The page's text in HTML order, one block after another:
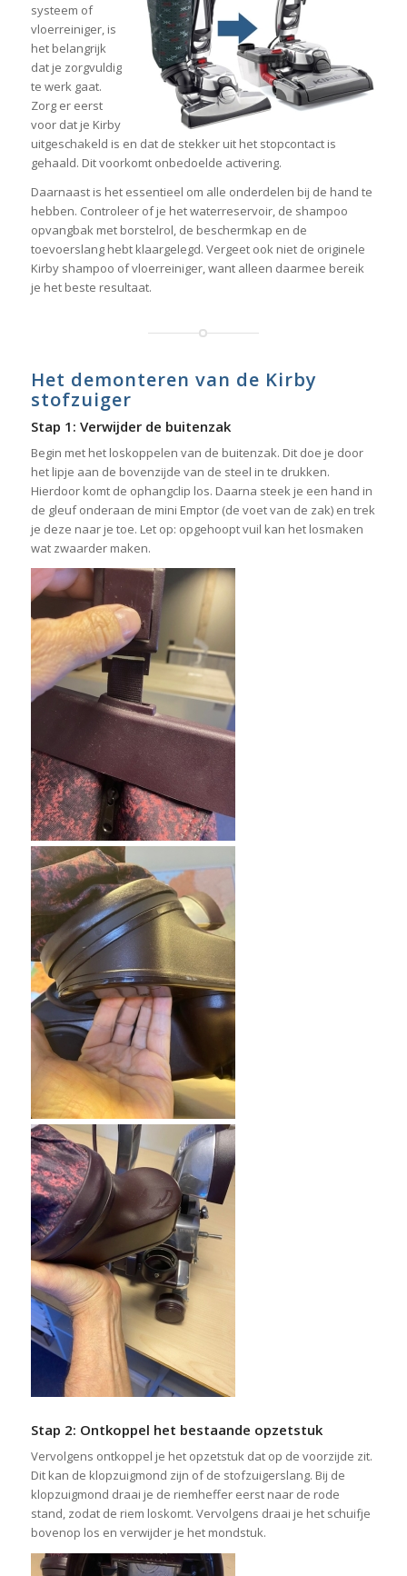
systeem of
vloerreiniger, is
het belangrijk
dat je zorgvuldig
te werk gaat.
Zorg er eerst
voor dat je Kirby
uitgeschakeld is en dat de stekker uit het stopcontact is
gehaald. Dit voorkomt onbedoelde activering.
Daarnaast is het essentieel om alle onderdelen bij de hand te
hebben. Controleer of je het waterreservoir, de shampoo
opvangbak met borstelrol, de beschermkap en de
toevoerslang hebt klaargelegd. Vergeet ook niet de originele
Kirby shampoo of vloerreiniger, want alleen daarmee bereik
je het beste resultaat.
Het demonteren van de Kirby
stofzuiger
Stap 1: Verwijder de buitenzak
Begin met het loskoppelen van de buitenzak. Dit doe je door
het lipje aan de bovenzijde van de steel in te drukken.
Hierdoor komt de ophangclip los. Daarna steek je een hand in
de gleuf onderaan de mini Emptor (de voet van de zak) en trek
je deze naar je toe. Let op: opgehoopt vuil kan het losmaken
wat zwaarder maken.
Stap 2: Ontkoppel het bestaande opzetstuk
Vervolgens ontkoppel je het opzetstuk dat op de voorzijde zit.
Dit kan de klopzuigmond zijn of de stofzuigerslang. Bij de
klopzuigmond draai je de riemheffer eerst naar de rode
stand, zodat de riem loskomt. Vervolgens draai je het schuifje
bovenop los en verwijder je het mondstuk.